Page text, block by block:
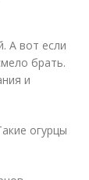
А вот если
брать.
и
огурцы